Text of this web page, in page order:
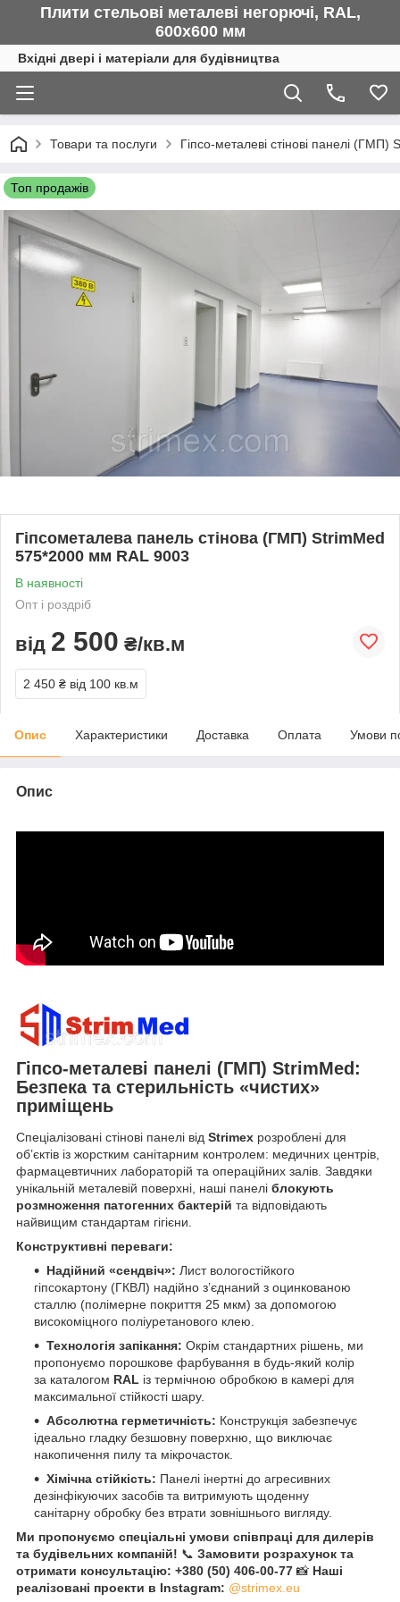
Плити стельові металеві негорючі, RAL,
600х600 мм
Вхідні двері і матеріали для будівництва
Товари та послуги Гіпсо-металеві стінові панелі (ГМП)
Топ продажів
Гіпсометалева панель стінова (ГМП) StrimMed
575*2000 мм RAL 9003
В наявності
Опт і роздріб
від 2 500 ₴/кв.м
2 450 ₴ від 100 кв.м
Опис Характеристики Доставка Оплата Умови
Опис
Гіпсо-металеві панелі (ГМП) StrimMed:
Безпека та стерильність «чистих»
приміщень
Спеціалізовані стінові панелі від Strimex розроблені для
об’єктів із жорстким санітарним контролем: медичних центрів,
фармацевтичних лабораторій та операційних залів. Завдяки
унікальній металевій поверхні, наші панелі блокують
розмноження патогенних бактерій та відповідають
найвищим стандартам гігієни.
Конструктивні переваги:
Надійний «сендвіч»: Лист вологостійкого
гіпсокартону (ГКВЛ) надійно з’єднаний з оцинкованою
сталлю (полімерне покриття 25 мкм) за допомогою
високоміцного поліуретанового клею.
Технологія запікання: Окрім стандартних рішень, ми
пропонуємо порошкове фарбування в будь-який колір
за каталогом RAL із термічною обробкою в камері для
максимальної стійкості шару.
Абсолютна герметичність: Конструкція забезпечує
ідеально гладку безшовну поверхню, що виключає
накопичення пилу та мікрочасток.
Хімічна стійкість: Панелі інертні до агресивних
дезінфікуючих засобів та витримують щоденну
санітарну обробку без втрати зовнішнього вигляду.
Ми пропонуємо спеціальні умови співпраці для дилерів
та будівельних компаній! 📞 Замовити розрахунок та
отримати консультацію: +380 (50) 406-00-77 📸 Наші
реалізовані проекти в Instagram: @strimex.eu